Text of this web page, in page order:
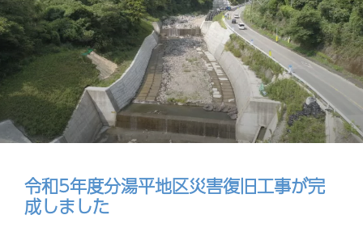
令和5年度分湯平地区災害復旧工事が完
成しました